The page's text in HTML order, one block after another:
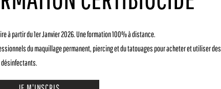
à partir du 1er Janvier 2026. Une formation 100% à distance.
du maquillage permanent, piercing et du tatouages pour acheter et utiliser des